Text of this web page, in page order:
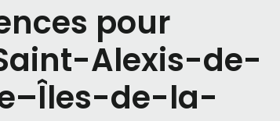
pour
Alexis-de-
de-la-